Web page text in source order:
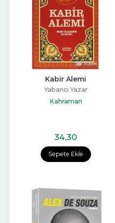
Sepete Ekle
Kabir Alemi
Yabancı Yazar
Kahraman
34,30